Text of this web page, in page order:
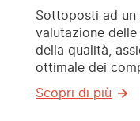
Sottoposti ad
valutazione
della qualità,
ottimale dei
Scopri di più